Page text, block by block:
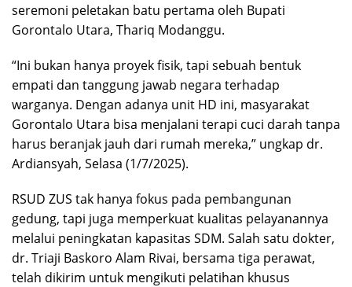
seremoni peletakan batu pertama oleh Bupati
Gorontalo Utara, Thariq Modanggu.
“Ini bukan hanya proyek fisik, tapi sebuah bentuk
empati dan tanggung jawab negara terhadap
warganya. Dengan adanya unit HD ini, masyarakat
Gorontalo Utara bisa menjalani terapi cuci darah tanpa
harus beranjak jauh dari rumah mereka,” ungkap dr.
Ardiansyah, Selasa (1/7/2025).
RSUD ZUS tak hanya fokus pada pembangunan
gedung, tapi juga memperkuat kualitas pelayanannya
melalui peningkatan kapasitas SDM. Salah satu dokter,
dr. Triaji Baskoro Alam Rivai, bersama tiga perawat,
telah dikirim untuk mengikuti pelatihan khusus